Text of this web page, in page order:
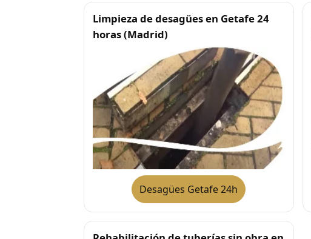
Limpieza de desagües en Getafe 24
horas (Madrid)
Desagües Getafe 24h